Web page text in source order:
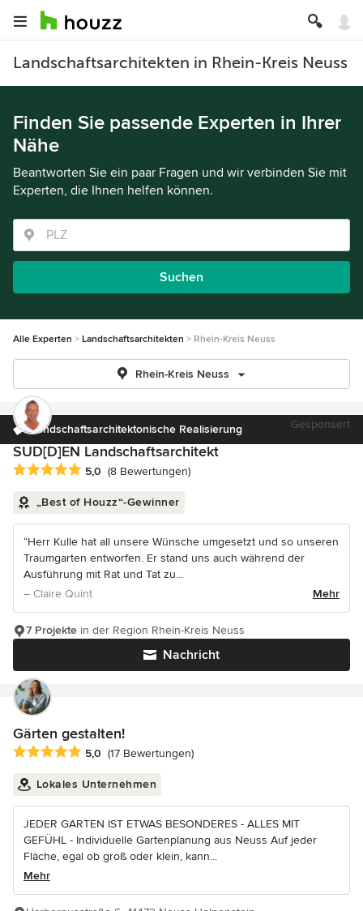
Landschaftsarchitekten in Rhein-Kreis Neuss
Finden Sie passende Experten in Ihrer
Nähe
Beantworten Sie ein paar Fragen und wir verbinden Sie mit
Experten, die Ihnen helfen können.
Suchen
Alle Experten Landschaftsarchitekten Rhein-Kreis Neuss
Rhein-Kreis Neuss
Landschaftsarchitektonische Realisierung Gesponsert
SUD[D]EN Landschaftsarchitekt
Durchschnittliche Bewertung: 5 von 5 Sternen
5,0 (8 Bewertungen)
„Best of Houzz“-Gewinner
“Herr Kulle hat all unsere Wünsche umgesetzt und so unseren
Traumgarten entworfen. Er stand uns auch während der
Ausführung mit Rat und Tat zu...
– Claire Quint
Mehr
Nachricht
7 Projekte in der Region Rhein-Kreis Neuss
Gärten gestalten!
Durchschnittliche Bewertung: 5 von 5 Sternen
5,0 (17 Bewertungen)
Lokales Unternehmen
JEDER GARTEN IST ETWAS BESONDERES - ALLES MIT
GEFÜHL - Individuelle Gartenplanung aus Neuss Auf jeder
Fläche, egal ob groß oder klein, kann...
Mehr